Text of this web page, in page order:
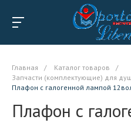
Главная / Каталог товаров
/
Запчасти (комплектующие) для
Плафон с галогенной лампой
Плафон с